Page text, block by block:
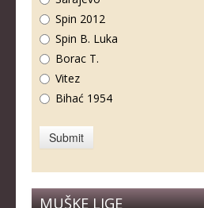
Spin 2012
Spin B. Luka
Borac T.
Vitez
Bihać 1954
MUŠKE LIGE